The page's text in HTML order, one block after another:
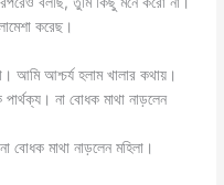
করেছ।
আমি আশ্চর্য হলাম খালার কথায়।
না বোধক মাথা নাড়লেন
মাথা নাড়লেন মহিলা।